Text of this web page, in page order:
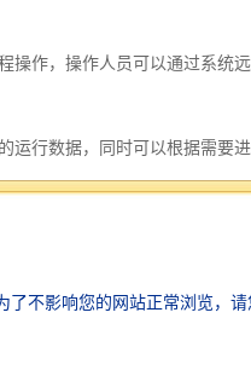
操作，操作人员可以通过系统
运行数据，同时可以根据需要
，包括吊钩的使用记录、故障
好的界面设计，操作简单方
手机、平板电脑等设备随时随